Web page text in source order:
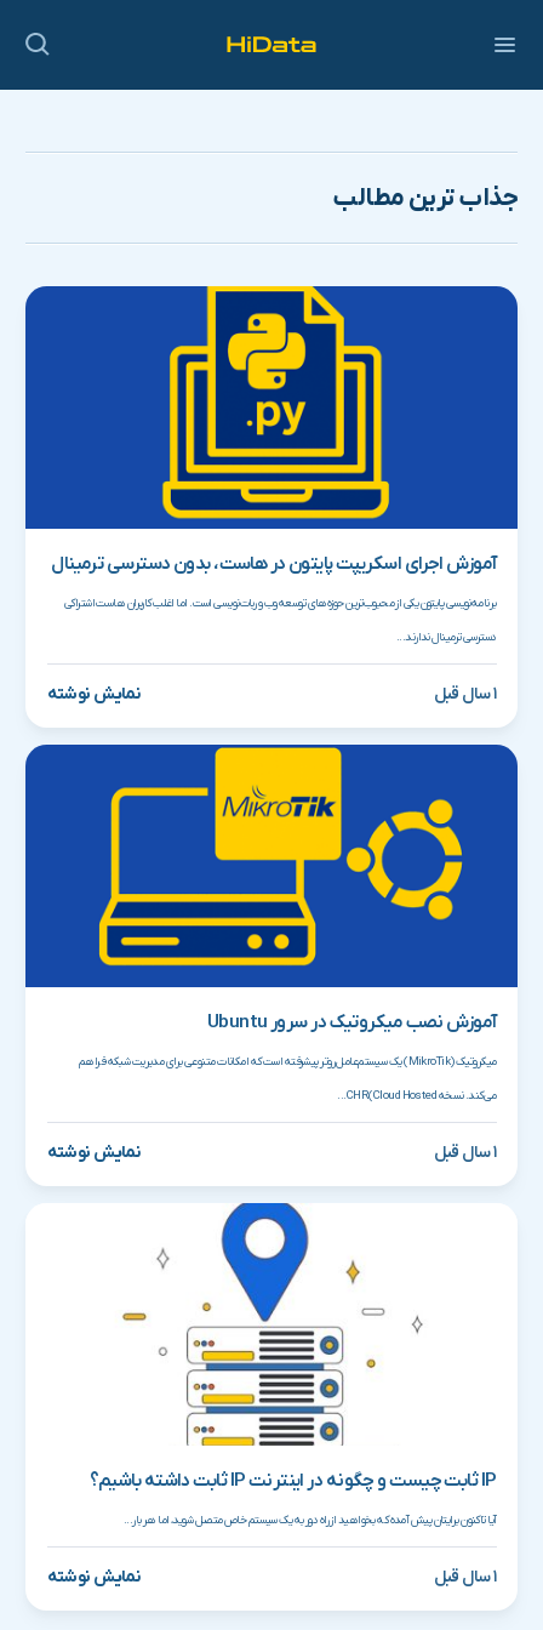
جذاب ترین مطالب
آموزش اجرای اسکریپت پایتون در هاست، بدون دسترسی ترمینال
برنامه‌نویسی پایتون یکی از محبوب‌ترین حوزه‌های توسعه وب و ربات‌نویسی است. اما اغلب کاربران هاست اشتراکی
دسترسی ترمینال ندارند...
۱ سال قبل نمایش نوشته
آموزش نصب میکروتیک در سرور Ubuntu
میکروتیک (MikroTik) یک سیستم‌عامل روتر پیشرفته است که امکانات متنوعی برای مدیریت شبکه فراهم
می‌کند. نسخه CHR (Cloud Hosted...
۱ سال قبل نمایش نوشته
IP ثابت چیست و چگونه در اینترنت IP ثابت داشته باشیم؟
آیا تاکنون برایتان پیش آمده که بخواهید از راه دور به یک سیستم خاص متصل شوید، اما هر بار...
۱ سال قبل نمایش نوشته